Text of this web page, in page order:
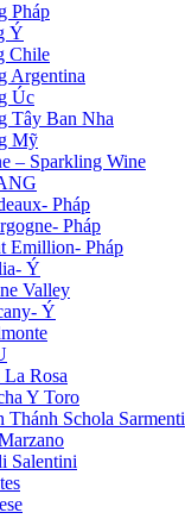
Pháp
Ý
Chile
Argentina
Úc
Tây Ban Nha
Mỹ
– Sparkling Wine
Pháp
Pháp
Emillion- Pháp
Ý
Valley
Ý
Rosa
Y Toro
Thánh Schola Sarmenti
Salentini